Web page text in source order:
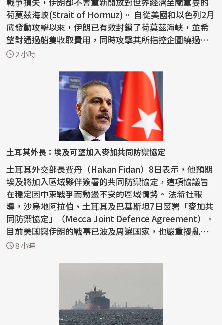
荷莫茲海峽(Strait of Hormuz)。 自從美國和以色列2月
底發動攻擊以來，伊朗已有效封鎖了荷莫茲海峽，並希
望對通過船隻收取費用，同時攻擊其所指控企圖繞過
伊...2 小時
土耳其外長：埃及可望加入麥加共同防禦協定
土耳其外交部長費丹（Hakan Fidan）8日表示，他預期
埃及將加入區域夥伴簽署的共同防禦協定，這項協議旨
在穩定因中東戰爭而動盪不安的區域情勢。 法新社報
導，沙烏地阿拉伯、土耳其及巴基斯坦7日簽署「麥加共
同防禦協定」（Mecca Joint Defence Agreement）。
目前美國與伊朗的戰事已波及周邊國家，也嚴重擾亂荷
莫茲...
8 小時